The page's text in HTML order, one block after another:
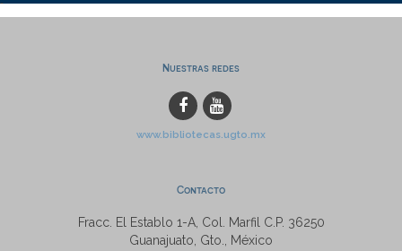
Nuestras redes
www.bibliotecas.ugto.mx
Contacto
Fracc. El Establo 1-A, Col. Marfil C.P. 36250
Guanajuato, Gto., México